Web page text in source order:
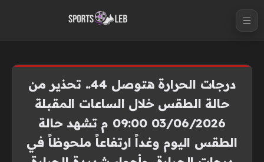
درجات الحرارة هتوصل 44.. تحذير من
حالة الطقس خلال الساعات المقبلة
03/06/2026 09:00 م تشهد حالة
الطقس اليوم وغداً ارتفاعاً ملحوظاً في